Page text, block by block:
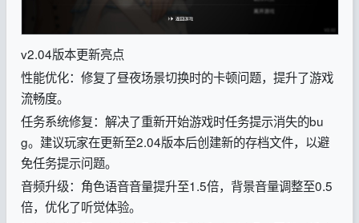
v2.04版本更新亮点
性能优化：修复了昼夜场景切换时的卡顿问题，提升了游戏
流畅度。
任务系统修复：解决了重新开始游戏时任务提示消失的bu
g。建议玩家在更新至2.04版本后创建新的存档文件，以避
免任务提示问题。
音频升级：角色语音音量提升至1.5倍，背景音量调整至0.5
倍，优化了听觉体验。